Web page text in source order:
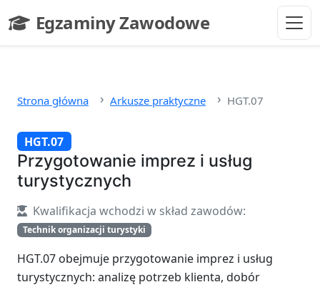
Egzaminy Zawodowe
- strona główna
Strona główna Arkusze praktyczne HGT.07
HGT.07
Przygotowanie imprez i usług
turystycznych
Kwalifikacja wchodzi w skład zawodów:
Technik organizacji turystyki
HGT.07 obejmuje przygotowanie imprez i usług
turystycznych: analizę potrzeb klienta, dobór